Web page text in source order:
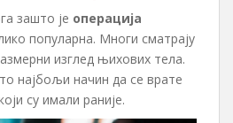
зашто је операција
популарна. Многи сматрају
изглед њихових тела.
најбољи начин да се врате
су имали раније.